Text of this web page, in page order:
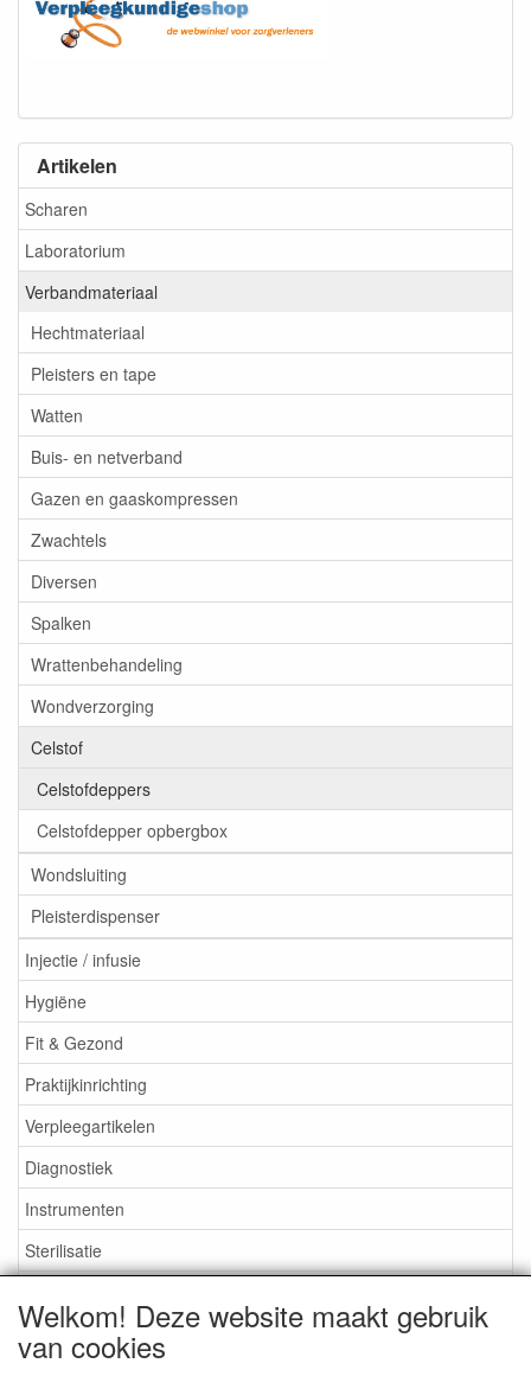
Artikelen
Scharen
Laboratorium
Verbandmateriaal
Hechtmateriaal
Pleisters en tape
Watten
Buis- en netverband
Gazen en gaaskompressen
Zwachtels
Diversen
Spalken
Wrattenbehandeling
Wondverzorging
Celstof
Celstofdeppers
Celstofdepper opbergbox
Wondsluiting
Pleisterdispenser
Injectie / infusie
Hygiëne
Fit & Gezond
Praktijkinrichting
Verpleegartikelen
Diagnostiek
Instrumenten
Sterilisatie
Aktieartikelen
Welkom! Deze website maakt gebruik
van cookies